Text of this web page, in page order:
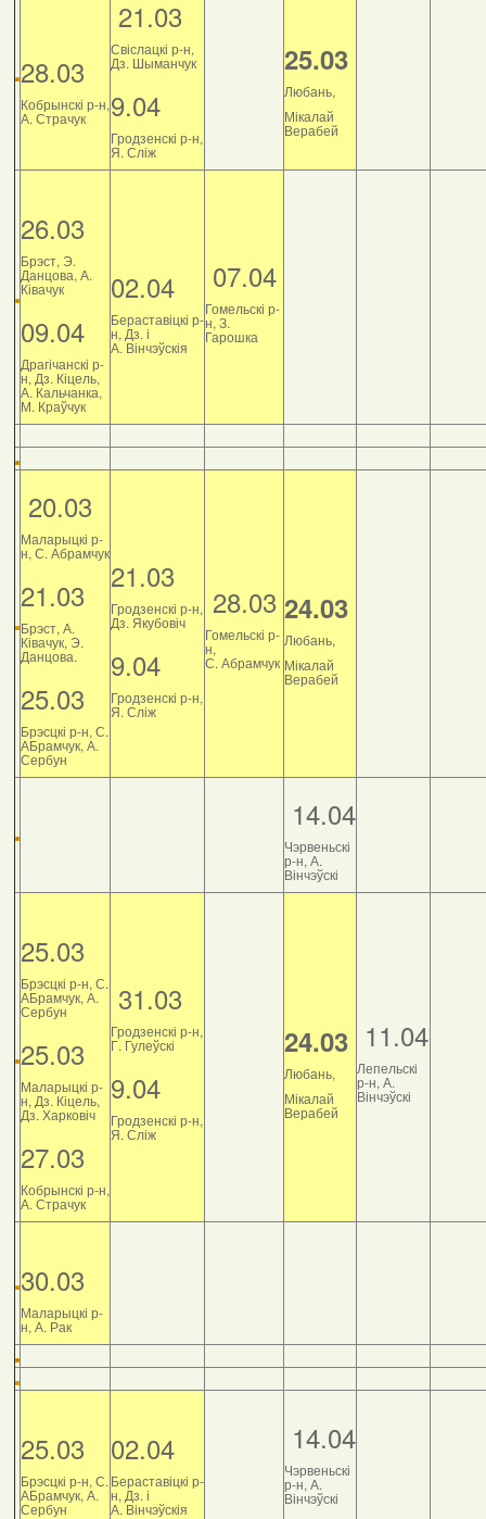
28.03
Кобрынскі р-н,
А. Страчук
21.03
Свіслацкі р-н,
Дз. Шыманчук
9.04
Гродзенскі р-н,
Я. Сліж
25.03
Любань,
Мікалай
Верабей
26.03
Брэст, Э.
Данцова, А.
Ківачук
09.04
Драгічанскі р-
н, Дз. Кіцель,
А. Кальчанка,
М. Краўчук
02.04
Бераставіцкі р-
н, Дз. і
А. Вінчэўскія
07.04
Гомельскі р-
н, З.
Гарошка
20.03
Маларыцкі р-
н, С. Абрамчук
21.03
Брэст, А.
Ківачук, Э.
Данцова.
25.03
Брэсцкі р-н, С.
АБрамчук, А.
Сербун
21.03
Гродзенскі р-н,
Дз. Якубовіч
9.04
Гродзенскі р-н,
Я. Сліж
28.03
Гомельскі р-
н,
С. Абрамчук
24.03
Любань,
Мікалай
Верабей
14.04
Чэрвеньскі
р-н, А.
Вінчэўскі
25.03
Брэсцкі р-н, С.
АБрамчук, А.
Сербун
25.03
Маларыцкі р-
н, Дз. Кіцель,
Дз. Харковіч
27.03
Кобрынскі р-н,
А. Страчук
31.03
Гродзенскі р-н,
Г. Гулеўскі
9.04
Гродзенскі р-н,
Я. Сліж
24.03
Любань,
Мікалай
Верабей
11.04
Лепельскі
р-н, А.
Вінчэўскі
30.03
Маларыцкі р-
н, А. Рак
25.03
Брэсцкі р-н, С.
АБрамчук, А.
Сербун
02.04
Бераставіцкі р-
н, Дз. і
А. Вінчэўскія
14.04
Чэрвеньскі
р-н, А.
Вінчэўскі